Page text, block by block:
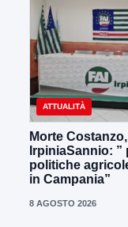
ATTUALITÀ
Morte
IrpiniaSannio: ”
politiche
in Campania”
8 AGOSTO 2026